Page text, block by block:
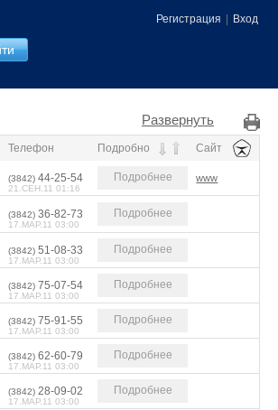
Регистрация Вход
Развернуть
Телефон Подробно Сайт
(3842) 44-25-54
21.СЕН.11 01:16
Подробнее www
(3842) 36-82-73
17.МАР.11 03:00
Подробнее
(3842) 51-08-33
17.МАР.11 03:00
Подробнее
(3842) 75-07-54
17.МАР.11 03:00
Подробнее
(3842) 75-91-55
17.МАР.11 03:00
Подробнее
(3842) 62-60-79
17.МАР.11 03:00
Подробнее
(3842) 28-09-02
17.МАР.11 03:00
Подробнее